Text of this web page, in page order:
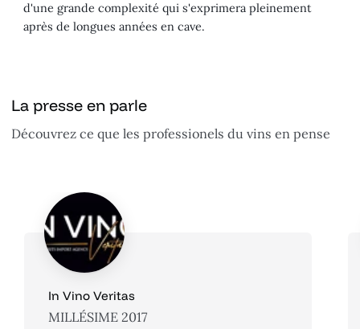
d'une grande complexité qui s'exprimera pleinement
après de longues années en cave.
La presse en parle
Découvrez ce que les professionels du vins en pense
In Vino Veritas
MILLÉSIME 2017